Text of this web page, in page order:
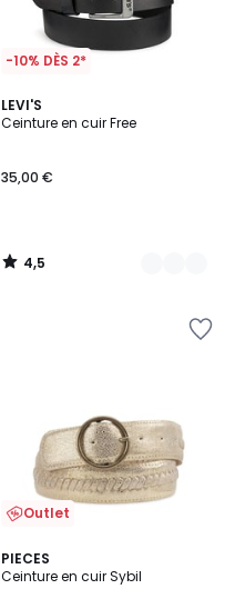
-10% DÈS 2*
LEVI'S
Ceinture en cuir Free
35,00 €
4,5
/ 5
2
Couleurs
4,5
/
Outlet
PIECES
Ceinture en cuir Sybil